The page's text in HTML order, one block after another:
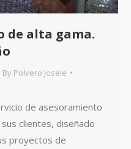
de alta gama.
By Polvero Josele
de asesoramiento
clientes, diseñado
proyectos de